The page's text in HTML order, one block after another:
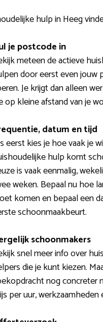
hulp in Heeg
je postcode in
meteen de actieve
door eerst even jouw
Je krijgt dan alleen
op kleine afstand van je
datum en tijd
eerst kies je hoe vaak je
hulp komt
is vaak eenmalig,
weken. Bepaal nu hoe
komen en bepaal een
schoonmaakbeurt.
schoonmakers
snel meer info over
die je kunt kiezen.
nog concreter
per uur, werkzaamheden